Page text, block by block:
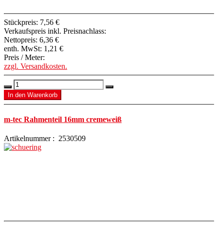
Stückpreis: 7,56 €
Verkaufspreis inkl. Preisnachlass:
Nettopreis: 6,36 €
enth. MwSt: 1,21 €
Preis / Meter:
zzgl. Versandkosten.
m-tec Rahmenteil 16mm cremeweiß
Artikelnummer : 2530509